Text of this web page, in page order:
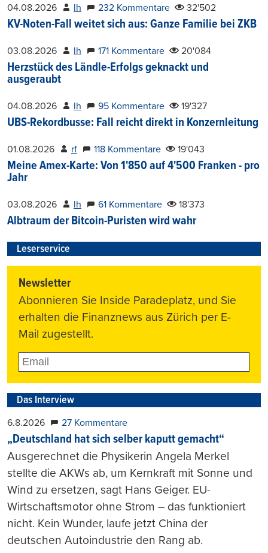
04.08.2026 lh 232 Kommentare 32'502
KV-Noten-Fall weitet sich aus: Ganze Familie bei ZKB
03.08.2026 lh 171 Kommentare 20'084
Herzstück des Ländle-Erfolgs geknackt und
ausgeraubt
04.08.2026 lh 95 Kommentare 19'327
UBS-Rekordbusse: Fall reicht direkt in Konzernleitung
01.08.2026 rf 118 Kommentare 19'043
Meine Amex-Karte: Von 1'850 auf 4'500 Franken - pro
Jahr
03.08.2026 lh 61 Kommentare 18'373
Albtraum der Bitcoin-Puristen wird wahr
Leserservice
Newsletter
Abonnieren Sie Inside Paradeplatz, und Sie
erhalten die Finanznews aus Zürich per E-
Mail zugestellt.
Das Interview
6.8.2026 27 Kommentare
„Deutschland hat sich selber kaputt gemacht“
Ausgerechnet die Physikerin Angela Merkel
stellte die AKWs ab, um Kernkraft mit Sonne und
Wind zu ersetzen, sagt Hans Geiger. EU-
Wirtschaftsmotor ohne Strom – das funktioniert
nicht. Kein Wunder, laufe jetzt China der
deutschen Autoindustrie den Rang ab.